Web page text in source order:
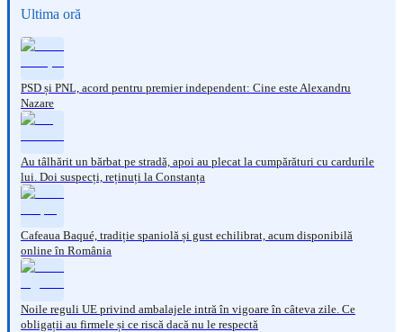
Ultima oră
PSD și PNL, acord pentru premier independent: Cine este Alexandru
Nazare
Au tâlhărit un bărbat pe stradă, apoi au plecat la cumpărături cu cardurile
lui. Doi suspecți, reținuți la Constanța
Cafeaua Baqué, tradiție spaniolă și gust echilibrat, acum disponibilă
online în România
Noile reguli UE privind ambalajele intră în vigoare în câteva zile. Ce
obligații au firmele și ce riscă dacă nu le respectă